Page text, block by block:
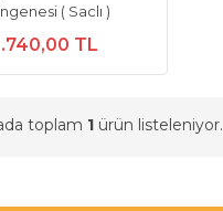
( Saclı )
TL
toplam 1 ürün listeleniyor.